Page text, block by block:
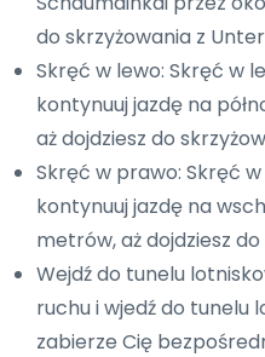
do skrzyżowania z
Skręć w lewo: Skręć w
kontynuuj jazdę na
aż dojdziesz do
Skręć w prawo: Skręć
kontynuuj jazdę na
metrów, aż dojdziesz
Wejdź do tunelu
ruchu i wjedź do tunelu
zabierze Cię